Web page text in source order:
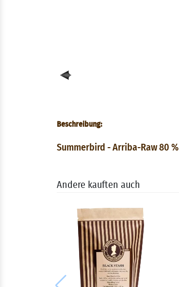
Beschreibung:
Summerbird - Arriba-Raw 80 %
Andere kauften auch